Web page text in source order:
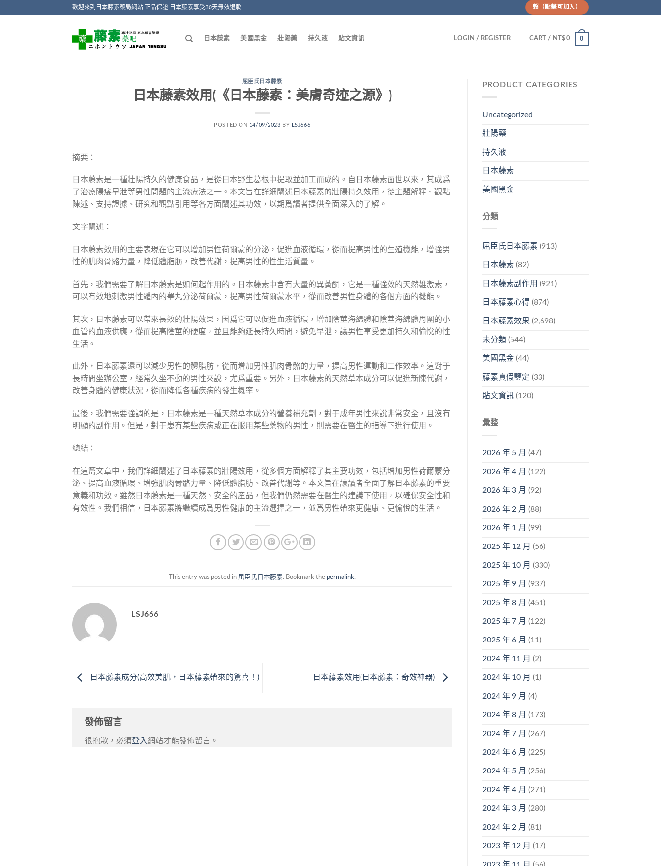
歡迎來到日本藤素藥局網站 正品保證 日本藤素享受30天無效退款 賴（點擊可加入）
日本藤素 美國黑金 壯陽藥 持久液 貼文資訊 LOGIN / REGISTER CART / NT$0 0
屈臣氏日本藤素
日本藤素效用(《日本藤素：美膚奇迹之源》)
POSTED ON 14/09/2023 BY LSJ666
摘要：
日本藤素是一種壯陽持久的健康食品，是從日本野生葛根中提取並加工而成的。自日本藤素面世以來，其成爲
了治療陽痿早泄等男性問題的主流療法之一。本文旨在詳細闡述日本藤素的壯陽持久效用，從主題解釋、觀點
陳述、支持證據、研究和觀點引用等各方面闡述其功效，以期爲讀者提供全面深入的了解。
文字闡述：
日本藤素效用的主要表現在它可以增加男性荷爾蒙的分泌，促進血液循環，從而提高男性的生殖機能，增強男
性的肌肉骨骼力量，降低體脂肪，改善代謝，提高男性的性生活質量。
首先，我們需要了解日本藤素是如何起作用的。日本藤素中含有大量的異黃酮，它是一種強效的天然雄激素，
可以有效地刺激男性體內的睾丸分泌荷爾蒙，提高男性荷爾蒙水平，從而改善男性身體的各個方面的機能。
其次，日本藤素可以帶來長效的壯陽效果，因爲它可以促進血液循環，增加陰莖海綿體和陰莖海綿體周圍的小
血管的血液供應，從而提高陰莖的硬度，並且能夠延長持久時間，避免早泄，讓男性享受更加持久和愉悅的性
生活。
此外，日本藤素還可以減少男性的體脂肪，從而增加男性肌肉骨骼的力量，提高男性運動和工作效率。這對于
長時間坐辦公室，經常久坐不動的男性來說，尤爲重要。另外，日本藤素的天然草本成分可以促進新陳代謝，
改善身體的健康狀況，從而降低各種疾病的發生概率。
最後，我們需要強調的是，日本藤素是一種天然草本成分的營養補充劑，對于成年男性來說非常安全，且沒有
明顯的副作用。但是，對于患有某些疾病或正在服用某些藥物的男性，則需要在醫生的指導下進行使用。
總結：
在這篇文章中，我們詳細闡述了日本藤素的壯陽效用，從多個方面解釋了其主要功效，包括增加男性荷爾蒙分
泌、提高血液循環、增強肌肉骨骼力量、降低體脂肪、改善代謝等。本文旨在讓讀者全面了解日本藤素的重要
意義和功效。雖然日本藤素是一種天然、安全的産品，但我們仍然需要在醫生的建議下使用，以確保安全性和
有效性。我們相信，日本藤素將繼續成爲男性健康的主流選擇之一，並爲男性帶來更健康、更愉悅的生活。
This entry was posted in 屈臣氏日本藤素. Bookmark the permalink.
LSJ666
日本藤素成分(高效美肌，日本藤素帶來的驚喜！) 日本藤素效用(日本藤素：奇效神器)
發佈留言
很抱歉，必須登入網站才能發佈留言。
PRODUCT CATEGORIES
Uncategorized
壯陽藥
持久液
日本藤素
美國黑金
分類
屈臣氏日本藤素(913)
日本藤素(82)
日本藤素副作用 (921)
日本藤素心得(874)
日本藤素效果 (2,698)
未分類 (544)
美國黑金(44)
藤素真假鑒定 (33)
貼文資訊(120)
彙整
2026 年 5 月 (47)
2026 年 4 月 (122)
2026 年 3 月 (92)
2026 年 2 月 (88)
2026 年 1 月 (99)
2025 年 12 月 (56)
2025 年 10 月 (330)
2025 年 9 月 (937)
2025 年 8 月 (451)
2025 年 7 月 (122)
2025 年 6 月 (11)
2024 年 11 月 (2)
2024 年 10 月 (1)
2024 年 9 月 (4)
2024 年 8 月 (173)
2024 年 7 月 (267)
2024 年 6 月 (225)
2024 年 5 月 (256)
2024 年 4 月 (271)
2024 年 3 月 (280)
2024 年 2 月 (81)
2023 年 12 月 (17)
2023 年 11 月 (56)